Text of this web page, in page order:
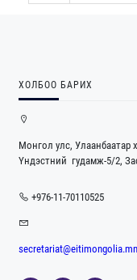
ХОЛБОО БАРИХ
Монгол улс, Улаанбаатар
Үндэстний гудамж-5/2,
+976-11-70110525
secretariat@eitimongolia.mn